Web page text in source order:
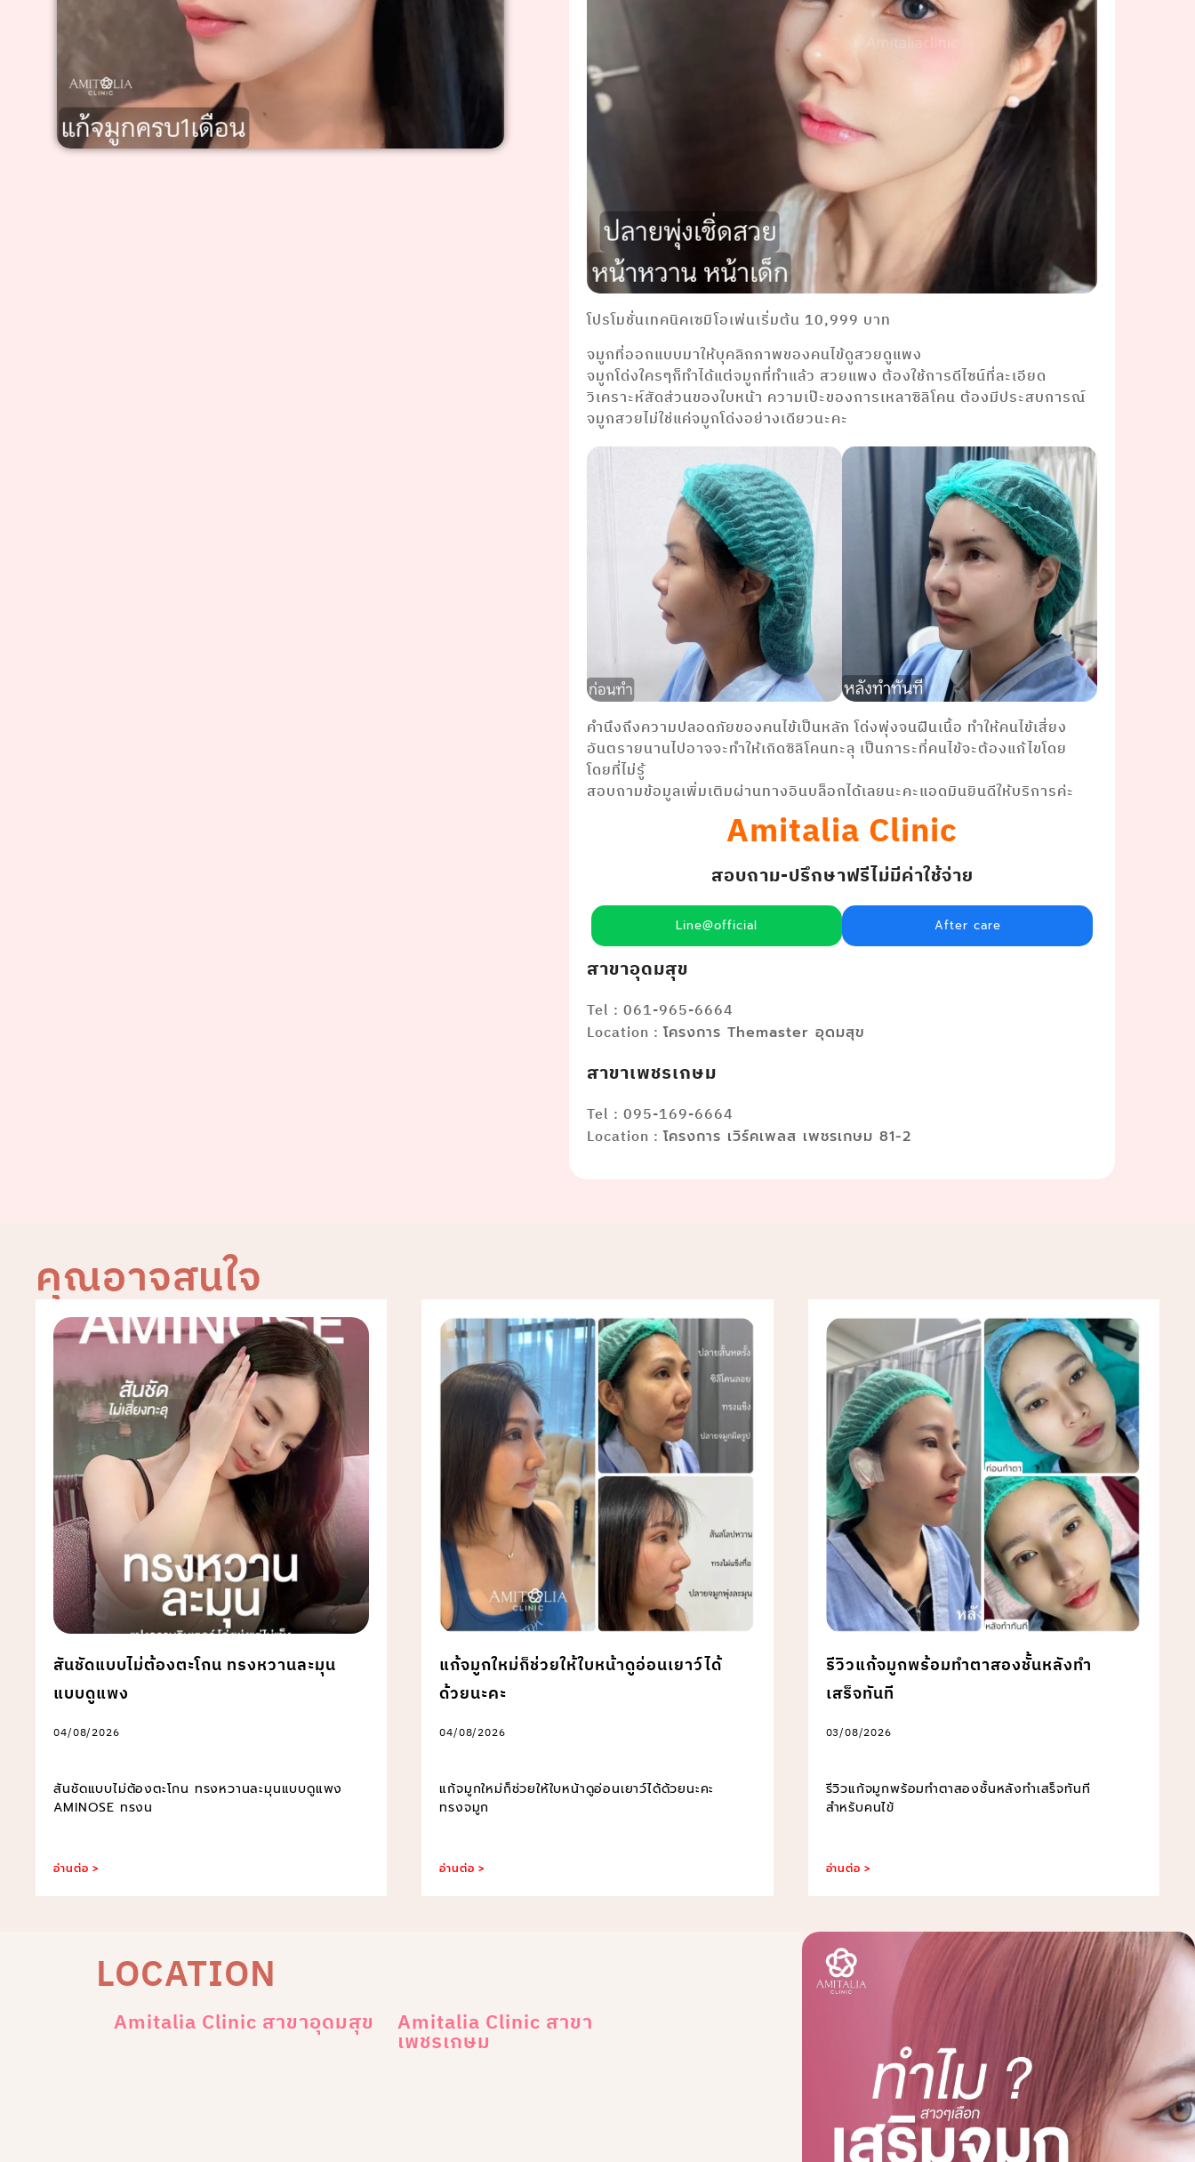
โปรโมชั่นเทคนิคเซมิโอเพ่นเริ่มต้น 10,999 บาท
จมูกที่ออกแบบมาให้บุคลิกภาพของคนไข้ดูสวยดูแพง
จมูกโด่งใครๆก็ทำได้แต่จมูกที่ทำแล้ว สวยแพง ต้องใช้การดีไซน์ที่ละเอียด
วิเคราะห์สัดส่วนของใบหน้า ความเป๊ะของการเหลาซิลิโคน ต้องมีประสบการณ์
จมูกสวยไม่ใช่แค่จมูกโด่งอย่างเดียวนะคะ
คำนึงถึงความปลอดภัยของคนไข้เป็นหลัก โด่งพุ่งจนฝืนเนื้อ ทำให้คนไข้เสี่ยง
อันตรายนานไปอาจจะทำให้เกิดซิลิโคนทะลุ เป็นภาระที่คนไข้จะต้องแก้ไขโดย
โดยที่ไม่รู้
สอบถามข้อมูลเพิ่มเติมผ่านทางอินบล็อกได้เลยนะคะแอดมินยินดีให้บริการค่ะ
Amitalia Clinic
สอบถาม-ปรึกษาฟรีไม่มีค่าใช้จ่าย
Line@official After care
สาขาอุดมสุข
Tel : 061-965-6664
Location :โครงการ Themaster อุดมสุข
สาขาเพชรเกษม
Tel : 095-169-6664
Location :โครงการ เวิร์คเพลส เพชรเกษม 81-2
คุณอาจสนใจ
สันชัดแบบไม่ต้องตะโกน ทรงหวานละมุน
แบบดูแพง
04/08/2026
สันชัดแบบไม่ต้องตะโกน ทรงหวานละมุนแบบดูแพง
AMINOSE ทรงน
อ่านต่อ >
แก้จมูกใหม่ก็ช่วยให้ใบหน้าดูอ่อนเยาว์ได้
ด้วยนะคะ
04/08/2026
แก้จมูกใหม่ก็ช่วยให้ใบหน้าดูอ่อนเยาว์ได้ด้วยนะคะ
ทรงจมูก
อ่านต่อ >
รีวิวแก้จมูกพร้อมทำตาสองชั้นหลังทำ
เสร็จทันที
03/08/2026
รีวิวแก้จมูกพร้อมทำตาสองชั้นหลังทำเสร็จทันที
สำหรับคนไข้
อ่านต่อ >
LOCATION
Amitalia Clinic สาขาอุดมสุข Amitalia Clinic สาขา
เพชรเกษม